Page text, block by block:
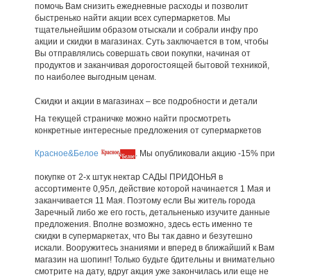
помочь Вам снизить ежедневные расходы и позволит
быстренько найти акции всех супермаркетов. Мы
тщательнейшим образом отыскали и собрали инфу про
акции и скидки в магазинах. Суть заключается в том, чтобы
Вы отправлялись совершать свои покупки, начиная от
продуктов и заканчивая дорогостоящей бытовой техникой,
по наиболее выгодным ценам.
Скидки и акции в магазинах – все подробности и детали
На текущей страничке можно найти просмотреть
конкретные интересные предложения от супермаркетов
Красное&Белое . Мы опубликовали акцию -15% при
покупке от 2-х штук нектар САДЫ ПРИДОНЬЯ в
ассортименте 0,95л, действие которой начинается 1 Мая и
заканчивается 11 Мая. Поэтому если Вы житель города
Заречный либо же его гость, детальненько изучите данные
предложения. Вполне возможно, здесь есть именно те
скидки в супермаркетах, что Вы так давно и безутешно
искали. Вооружитесь знаниями и вперед в ближайший к Вам
магазин на шопинг! Только будьте бдительны и внимательно
смотрите на дату, вдруг акция уже закончилась или еще не